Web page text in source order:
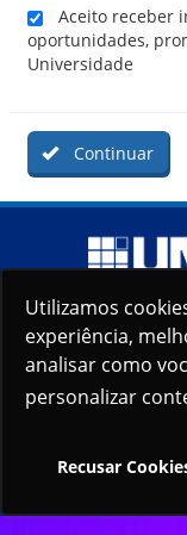
Utilizamos
experiência,
analisar como
personalizar
Recusar
Utilizamos
experiência,
analisar como
personalizar
Recusar
Aceito receber
oportunidades,
Universidade
Continuar